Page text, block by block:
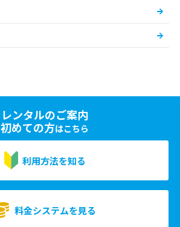
レンタルのご案内
初めての方はこちら
利用方法を知る
料金システムを見る